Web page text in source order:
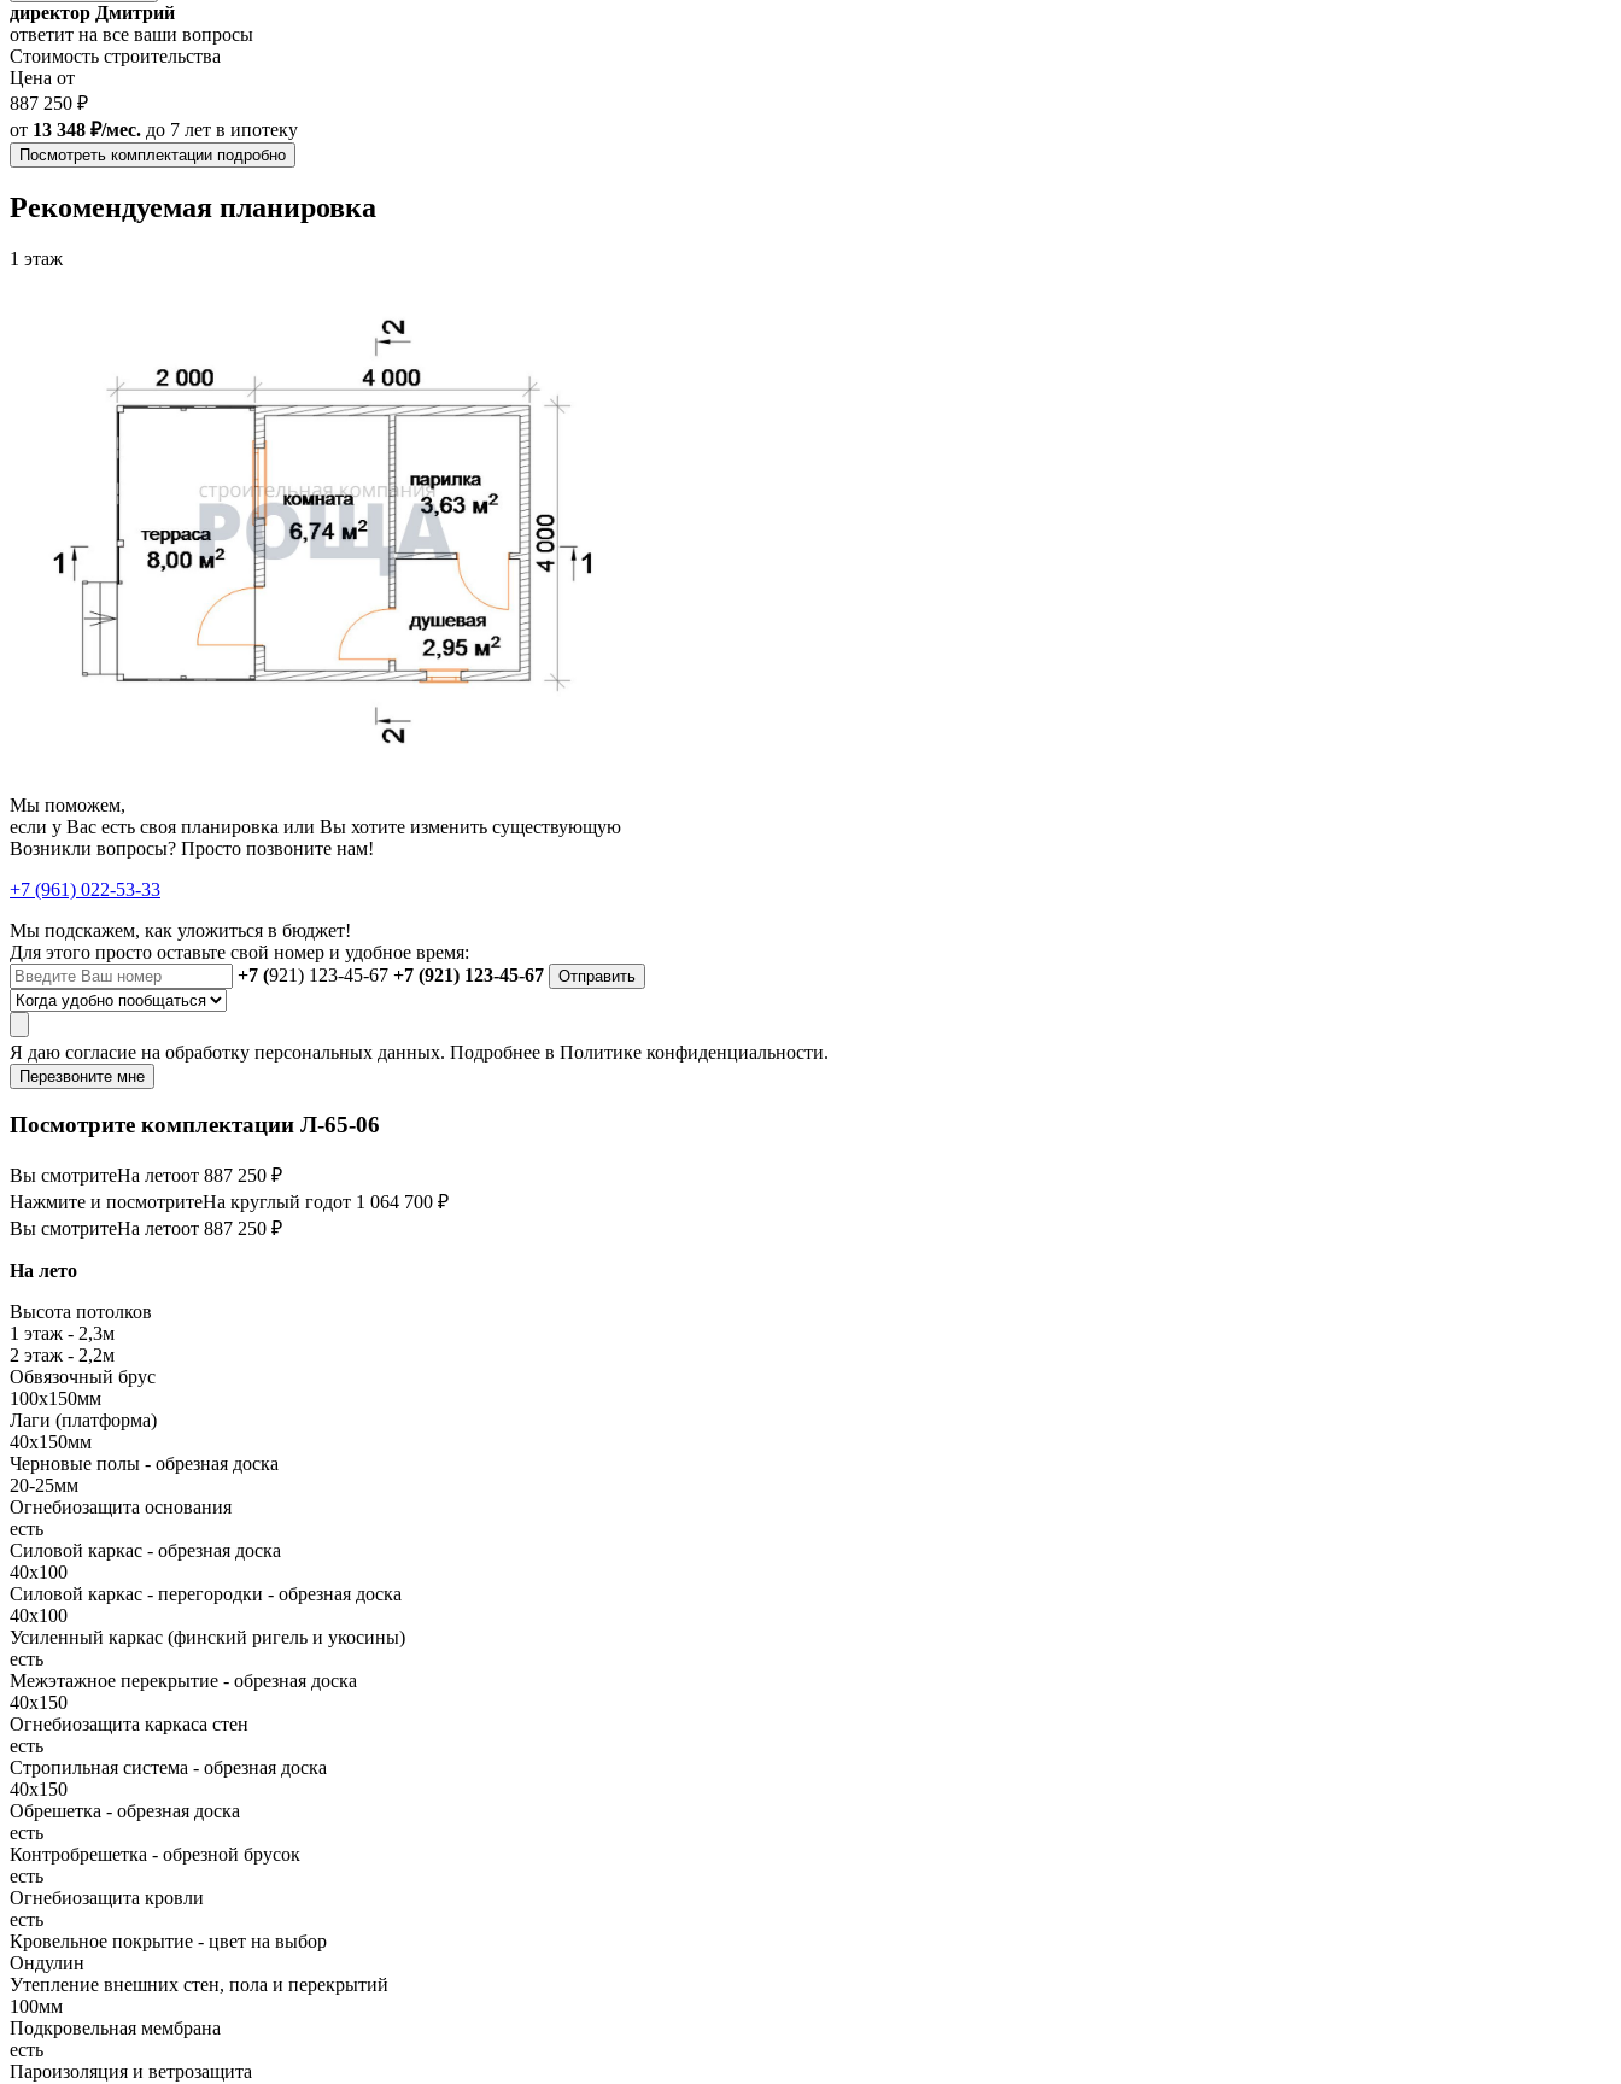
директор Дмитрий
ответит на все ваши вопросы
Стоимость строительства
Цена от
887 250 ₽
от 13 348 ₽/мес. до 7 лет в ипотеку
Посмотреть комплектации подробно
Рекомендуемая планировка
1 этаж
Мы поможем,
если у Вас есть своя планировка или Вы хотите изменить существующую
Возникли вопросы? Просто позвоните нам!
+7 (961) 022-53-33
Мы подскажем, как уложиться в бюджет!
Для этого просто оставьте свой номер и удобное время:
+7 (921) 123-45-67 +7 (921) 123-45-67 Отправить
Я даю согласие на обработку персональных данных. Подробнее в Политике конфиденциальности.
Перезвоните мне
Посмотрите комплектации Л-65-06
Вы смотритеНа летоот 887 250 ₽
Нажмите и посмотритеНа круглый годот 1 064 700 ₽
Вы смотритеНа летоот 887 250 ₽
На лето
Высота потолков
1 этаж - 2,3м
2 этаж - 2,2м
Обвязочный брус
100х150мм
Лаги (платформа)
40х150мм
Черновые полы - обрезная доска
20-25мм
Огнебиозащита основания
есть
Силовой каркас - обрезная доска
40х100
Силовой каркас - перегородки - обрезная доска
40х100
Усиленный каркас (финский ригель и укосины)
есть
Межэтажное перекрытие - обрезная доска
40х150
Огнебиозащита каркаса стен
есть
Стропильная система - обрезная доска
40х150
Обрешетка - обрезная доска
есть
Контробрешетка - обрезной брусок
есть
Огнебиозащита кровли
есть
Кровельное покрытие - цвет на выбор
Ондулин
Утепление внешних стен, пола и перекрытий
100мм
Подкровельная мембрана
есть
Пароизоляция и ветрозащита